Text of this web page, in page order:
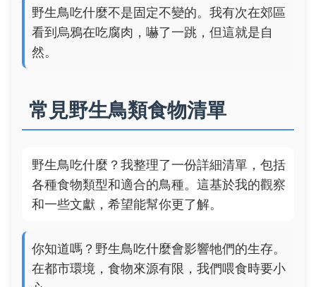
野生鳥吃什麼不是固定不變的。我有次在郊區
看到烏鴉在吃腐肉，嚇了一跳，但這就是自
然。
常見野生鳥類食物清單
野生鳥吃什麼？我整理了一份詳細清單，包括
各種食物類型和適合的鳥種。這基於我的觀察
和一些文獻，希望能幫你更了解。
你知道嗎？野生鳥吃什麼會影響牠們的生存。
在都市環境，食物來源有限，我們喂食時要小